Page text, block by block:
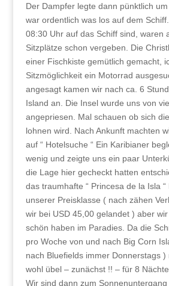
Der Dampfer legte dann pünktlich
war ordentlich was los auf dem
08:30 Uhr auf das Schiff sind, waren
Sitzplätze schon vergeben. Die
einer Fischkiste gemütlich gemacht,
Sitzmöglichkeit ein Motorrad
angesagt kamen wir nach ca. 6
Island an. Die Insel wurde uns von
angepriesen. Mal schauen ob sich
lohnen wird. Nach Ankunft machten
auf “ Hotelsuche “ Ein Karibianer
wenig und zeigte uns ein paar
die Lage hier gecheckt hatten
das traumhafte “ Princesa de la Isla “
unserer Preisklasse ( nach zähen
wir bei USD 45,00 gelandet ) aber
schön haben im Paradies. Da die
pro Woche von und nach Big Corn
nach Bluefields immer Donnerstags )
wohl übel – zunächst !! – für 8
Wir sind dann zum